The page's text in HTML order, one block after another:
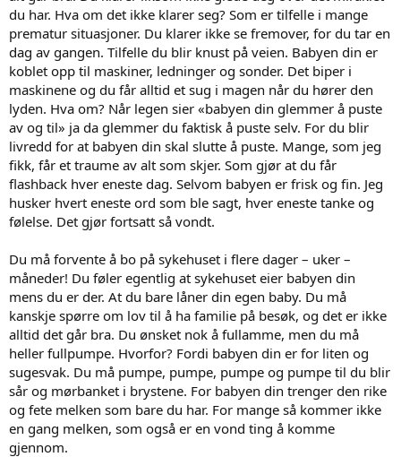
du har. Hva om det ikke klarer seg? Som er tilfelle i mange
prematur situasjoner. Du klarer ikke se fremover, for du tar en
dag av gangen. Tilfelle du blir knust på veien. Babyen din er
koblet opp til maskiner, ledninger og sonder. Det biper i
maskinene og du får alltid et sug i magen når du hører den
lyden. Hva om? Når legen sier «babyen din glemmer å puste
av og til» ja da glemmer du faktisk å puste selv. For du blir
livredd for at babyen din skal slutte å puste. Mange, som jeg
fikk, får et traume av alt som skjer. Som gjør at du får
flashback hver eneste dag. Selvom babyen er frisk og fin. Jeg
husker hvert eneste ord som ble sagt, hver eneste tanke og
følelse. Det gjør fortsatt så vondt.
Du må forvente å bo på sykehuset i flere dager – uker –
måneder! Du føler egentlig at sykehuset eier babyen din
mens du er der. At du bare låner din egen baby. Du må
kanskje spørre om lov til å ha familie på besøk, og det er ikke
alltid det går bra. Du ønsket nok å fullamme, men du må
heller fullpumpe. Hvorfor? Fordi babyen din er for liten og
sugesvak. Du må pumpe, pumpe, pumpe og pumpe til du blir
sår og mørbanket i brystene. For babyen din trenger den rike
og fete melken som bare du har. For mange så kommer ikke
en gang melken, som også er en vond ting å komme
gjennom.